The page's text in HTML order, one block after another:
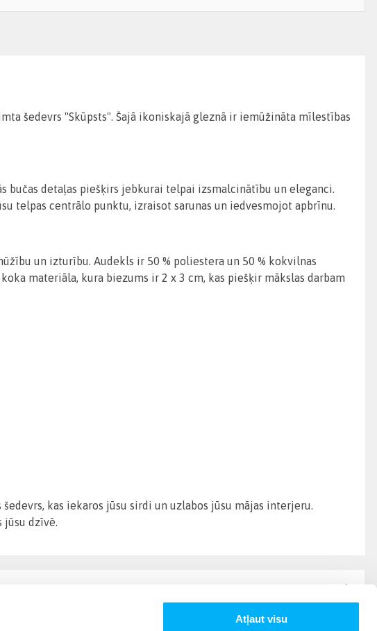
Atļaut visu
šedevrs "Skūpsts". Šajā ikoniskajā gleznā ir iemūžināta mīlestības
bučas detaļas piešķirs jebkurai telpai izsmalcinātību un eleganci.
telpas centrālo punktu, izraisot sarunas un iedvesmojot apbrīnu.
un izturību. Audekls ir 50 % poliestera un 50 % kokvilnas
materiāla, kura biezums ir 2 x 3 cm, kas piešķir mākslas darbam
kas iekaros jūsu sirdi un uzlabos jūsu mājas interjeru.
jūsu dzīvē.